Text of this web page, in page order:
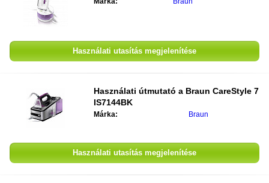
Használati utasítás megjelenítése
Használati útmutató a Braun CareStyle 7
IS7144BK
Márka: Braun
Használati utasítás megjelenítése